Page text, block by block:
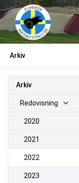
Arkiv
Arkiv
Redovisning
2020
2021
2022
2023